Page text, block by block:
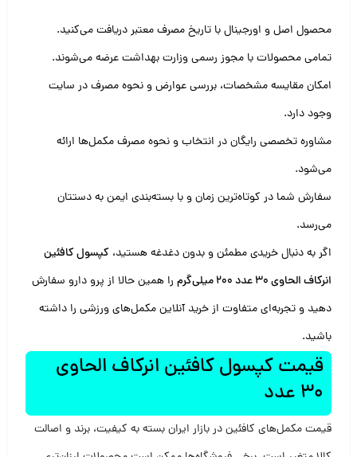
محصول اصل و اورجینال با تاریخ مصرف معتبر دریافت می‌کنید.
تمامی محصولات با مجوز رسمی وزارت بهداشت عرضه می‌شوند.
امکان مقایسه مشخصات، بررسی عوارض و نحوه مصرف در سایت
وجود دارد.
مشاوره تخصصی رایگان در انتخاب و نحوه مصرف مکمل‌ها ارائه
می‌شود.
سفارش شما در کوتاه‌ترین زمان و با بسته‌بندی ایمن به دستتان
می‌رسد.
اگر به دنبال خریدی مطمئن و بدون دغدغه هستید، کپسول کافئین
انرکاف الحاوی 30 عدد 200 میلی‌گرم
را همین حالا از پرو دارو سفارش
دهید و تجربه‌ای متفاوت از خرید آنلاین مکمل‌های ورزشی را داشته
باشید.
قیمت کپسول کافئین انرکاف الحاوی
30 عدد
قیمت مکمل‌های کافئین در بازار ایران بسته به کیفیت، برند و اصالت